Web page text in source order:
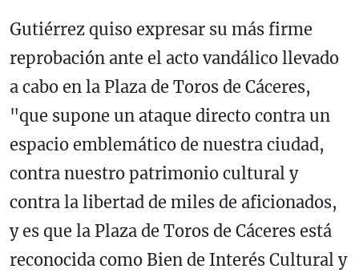
Gutiérrez quiso expresar su más firme
reprobación ante el acto vandálico llevado
a cabo en la Plaza de Toros de Cáceres,
"que supone un ataque directo contra un
espacio emblemático de nuestra ciudad,
contra nuestro patrimonio cultural y
contra la libertad de miles de aficionados,
y es que la Plaza de Toros de Cáceres está
reconocida como Bien de Interés Cultural y